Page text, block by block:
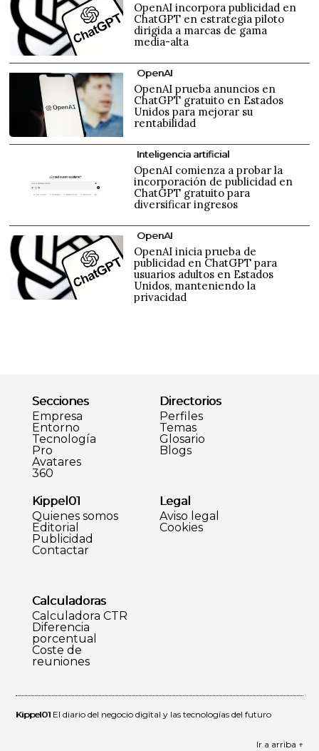
OpenAI incorpora publicidad en
ChatGPT en estrategia piloto
dirigida a marcas de gama
media-alta
OpenAI
OpenAI prueba anuncios en
ChatGPT gratuito en Estados
Unidos para mejorar su
rentabilidad
Inteligencia artificial
OpenAI comienza a probar la
incorporación de publicidad en
ChatGPT gratuito para
diversificar ingresos
OpenAI
OpenAI inicia prueba de
publicidad en ChatGPT para
usuarios adultos en Estados
Unidos, manteniendo la
privacidad
Secciones
Empresa
Entorno
Tecnología
Pro
Avatares
360
Directorios
Perfiles
Temas
Glosario
Blogs
Kippel01
Quienes somos
Editorial
Publicidad
Contactar
Legal
Aviso legal
Cookies
Calculadoras
Calculadora CTR
Diferencia
porcentual
Coste de
reuniones
Kippel01 El diario del negocio digital y las tecnologías del futuro
Ir a arriba ↑